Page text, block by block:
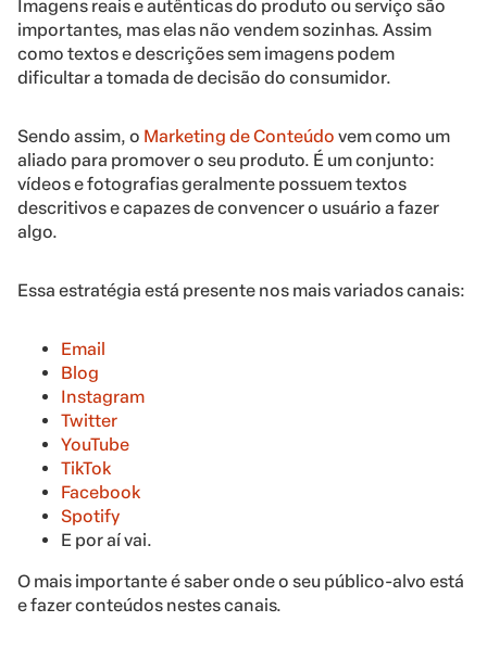
Imagens reais e autênticas do produto ou serviço são
importantes, mas elas não vendem sozinhas. Assim
como textos e descrições sem imagens podem
dificultar a tomada de decisão do consumidor.
Sendo assim, o Marketing de Conteúdo vem como um
aliado para promover o seu produto. É um conjunto:
vídeos e fotografias geralmente possuem textos
descritivos e capazes de convencer o usuário a fazer
algo.
Essa estratégia está presente nos mais variados canais:
Email
Blog
Instagram
Twitter
YouTube
TikTok
Facebook
Spotify
E por aí vai.
O mais importante é saber onde o seu público-alvo está
e fazer conteúdos nestes canais.